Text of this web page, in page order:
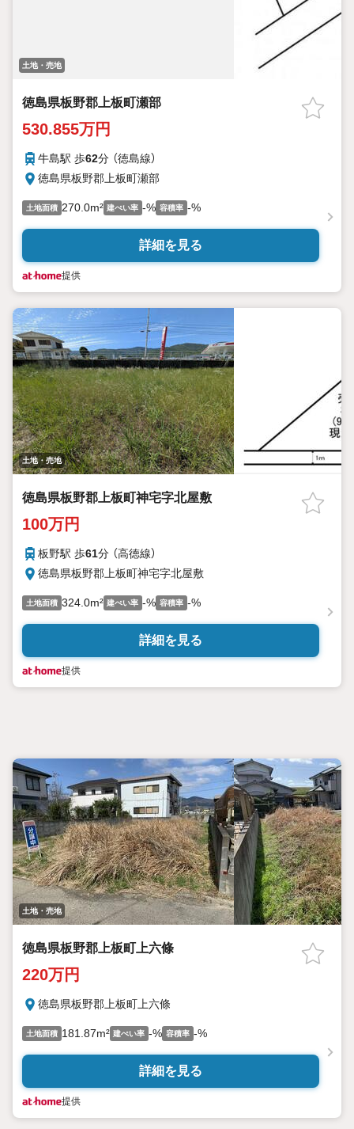
土地・売地
徳島県板野郡上板町瀬部
530.855万円
牛島駅 歩62分 （徳島線）
徳島県板野郡上板町瀬部
土地面積 270.0m² 建ぺい率 -% 容積率 -%
詳細を見る
提供
土地・売地
徳島県板野郡上板町神宅字北屋敷
100万円
板野駅 歩61分 （高徳線）
徳島県板野郡上板町神宅字北屋敷
土地面積 324.0m² 建ぺい率 -% 容積率 -%
詳細を見る
提供
土地・売地
徳島県板野郡上板町上六條
220万円
徳島県板野郡上板町上六條
土地面積 181.87m² 建ぺい率 -% 容積率 -%
詳細を見る
提供